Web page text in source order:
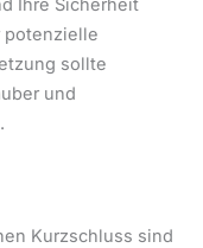
Ihre Sicherheit
potenzielle
sollte
und
Kurzschluss sind